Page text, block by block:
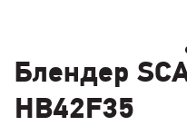
Блендер
HB42F35